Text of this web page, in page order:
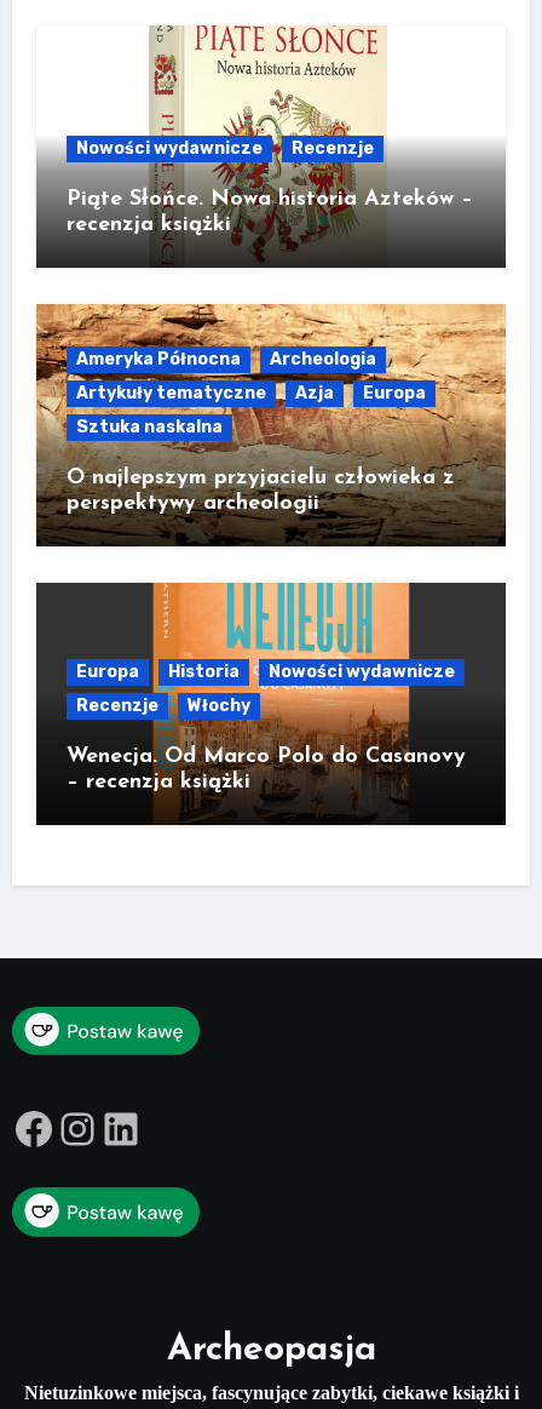
Nowości wydawnicze Recenzje
Piąte Słońce. Nowa historia Azteków –
recenzja książki
Ameryka Północna
Archeologia
Artykuły tematyczne
Azja
Europa
Sztuka naskalna
O najlepszym przyjacielu człowieka z
perspektywy archeologii
Europa Historia
Nowości wydawnicze
Recenzje
Włochy
Wenecja. Od Marco Polo do Casanovy
– recenzja książki
Facebook
Instagram
LinkedIn
Archeopasja
Nietuzinkowe miejsca, fascynujące zabytki, ciekawe książki i